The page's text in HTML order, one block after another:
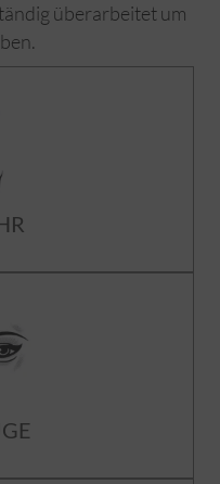
überarbeitet um